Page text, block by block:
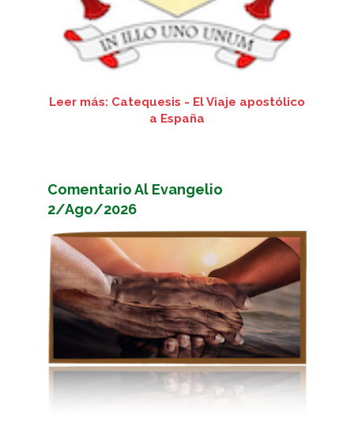
Leer más: Catequesis - El Viaje apostólico
a España
Comentario Al Evangelio
2/Ago/2026